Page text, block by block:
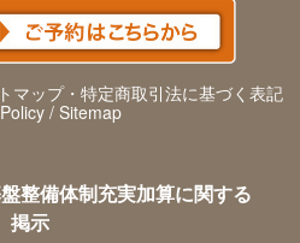
マップ・特定商取引法に基づく表記
/ Sitemap
整備体制充実加算に関する
掲示